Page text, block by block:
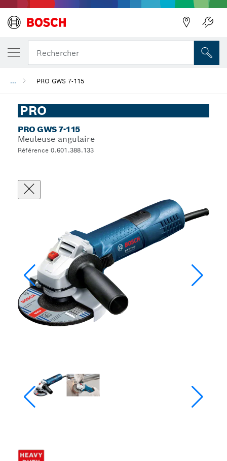
Rechercher
... PRO GWS 7-115
PRO
PRO GWS 7-115
Meuleuse angulaire
Référence 0.601.388.133